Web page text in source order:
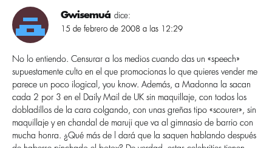
Gwisemuá dice:
15 de febrero de 2008 a las 12:29
No lo entiendo. Censurar a los medios cuando das un «speech»
supuestamente culto en el que promocionas lo que quieres vender me
parece un poco ilogical, you know. Además, a Madonna la sacan
cada 2 por 3 en el Daily Mail de UK sin maquillaje, con todos los
dobladillos de la cara colgando, con unas greñas tipo «scourer», sin
maquillaje y en chandal de maruji que va al gimnasio de barrio con
mucha honra. ¿Qué más de l dará que la saquen hablando después